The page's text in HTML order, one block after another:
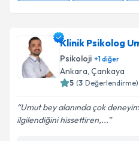
Klinik Psikolog
Psikoloji +1diğer
Ankara, Çankaya
5 (3 Değerlendirme)
Umut bey alanında çok
ilgilendiğini hissettiren,...